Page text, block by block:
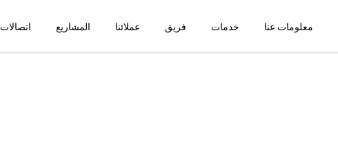
معلومات عنا خدمات فريق عملائنا المشاريع اتصالات